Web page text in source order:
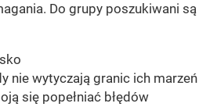
Do grupy poszukiwani są
nie wytyczają granic ich marzeń
się popełniać błędów